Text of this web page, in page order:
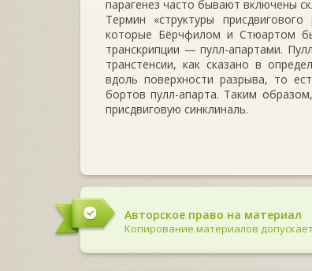
парагенез часто бывают включены
Термин «структуры
которые Бёрчфилом и Стюартом
транскрипции — пулл-апартами.
транстенсии, как сказано в
вдоль поверхности разрыва, то
бортов пулл-апарта. Таким
присдвиговую синклиналь.
Авторское право на материал
Копирование материалов